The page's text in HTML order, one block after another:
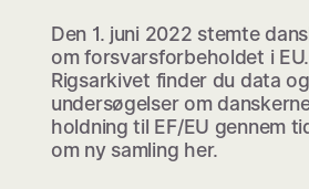
Den 1. juni 2022 stemte
om forsvarsforbeholdet i
Rigsarkivet finder du data og
undersøgelser om
holdning til EF/EU gennem
om ny samling her.